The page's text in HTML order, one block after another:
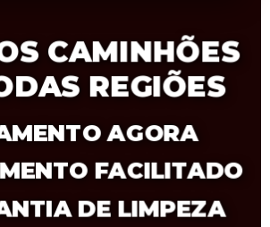
CAMINHÕES
REGIÕES
AGORA
FACILITADO
DE LIMPEZA